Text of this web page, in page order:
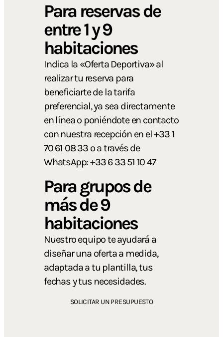
Para reservas de
entre 1 y 9
habitaciones
Indica la «Oferta Deportiva» al
realizar tu reserva para
beneficiarte de la tarifa
preferencial, ya sea directamente
en línea o poniéndote en contacto
con nuestra recepción en el +33 1
70 61 08 33 o a través de
WhatsApp: +33 6 33 51 10 47
Para grupos de
más de 9
habitaciones
Nuestro equipo te ayudará a
diseñar una oferta a medida,
adaptada a tu plantilla, tus
fechas y tus necesidades.
SOLICITAR UN PRESUPUESTO